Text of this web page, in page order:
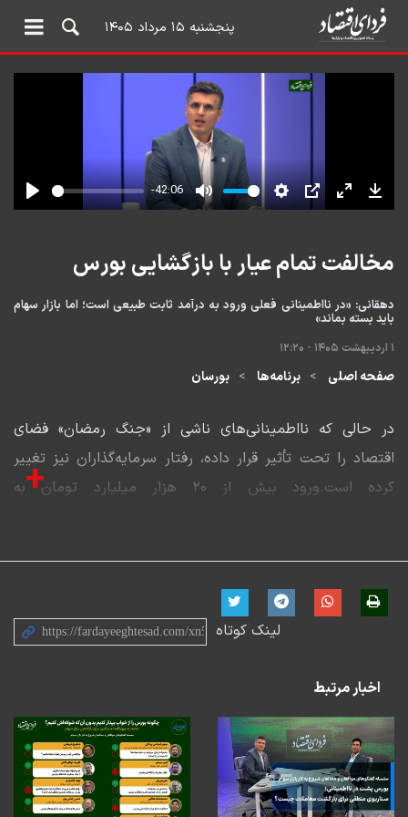
پنجشنبه ۱۵ مرداد ۱۴۰۵
مخالفت تمام عیار با بازگشایی بورس
دهقانی: «در نااطمینانی فعلی ورود به درآمد ثابت طبیعی است؛ اما بازار سهام
باید بسته بماند»
۱ اردیبهشت ۱۴۰۵ - ۱۲:۲۰
صفحه اصلی برنامه‌ها بورسان
در حالی که نااطمینانی‌های ناشی از «جنگ رمضان» فضای
اقتصاد را تحت تأثیر قرار داده، رفتار سرمایه‌گذاران نیز تغییر
کرده است.ورود بیش از ۲۰ هزار میلیارد تومان به
ثبات اونس جهانی و کاهش تقاضای ارز در داخل از عوامل
این رفتار متفاوت بوده است.او همچنین تأکید می‌کند در
جدی روبه‌روست.به باور او بازگشایی بازار بدون چشم‌انداز
روشن می‌تواند تنها به افزایش فشار فروش منجر شود.دهقانی
پیشنهاد می‌دهد تا زمان کاهش نااطمینانی‌ها، بازار سهام
بسته بماند.در عین حال می‌توان با اعطای اعتبار بانکی به
سهامداران، مشکل نقدینگی کوتاه‌مدت آنها را برطرف کرد.
+
لینک کوتاه
اخبار مرتبط